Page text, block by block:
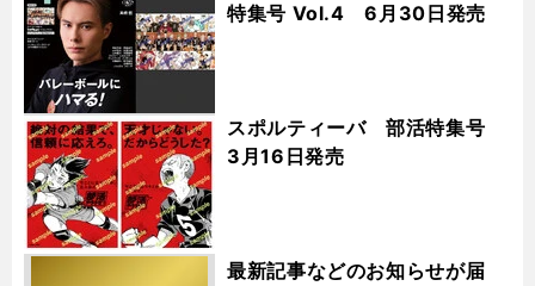
特集号 Vol.4 6月30日発売
スポルティーバ 部活特集号
3月16日発売
最新記事などのお知らせが届